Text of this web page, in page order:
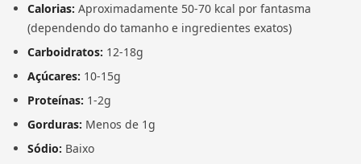
Calorias: Aproximadamente 50-70 kcal por fantasma
(dependendo do tamanho e ingredientes exatos)
Carboidratos: 12-18g
Açúcares: 10-15g
Proteínas: 1-2g
Gorduras: Menos de 1g
Sódio: Baixo